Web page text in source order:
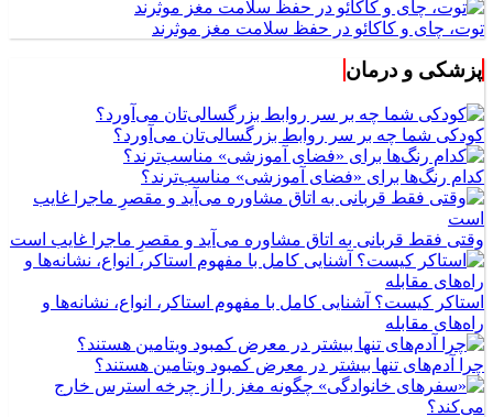
توت، چای و کاکائو در حفظ سلامت مغز موثرند
پزشکی و درمان
کودکی شما چه بر سر روابط بزرگسالی‌تان می‌آورد؟
کدام رنگ‌ها برای «فضای آموزشی» مناسب‌ترند؟
وقتی فقط قربانی به اتاق مشاوره می‌آید و مقصرِ ماجرا غایب است
استاکر کیست؟ آشنایی کامل با مفهوم استاکر، انواع، نشانه‌ها و
راه‌های مقابله
چرا آدم‌های تنها بیشتر در معرض کمبود ویتامین هستند؟